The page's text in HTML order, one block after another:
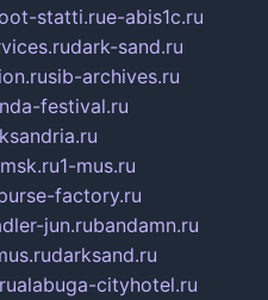
statti.rue-abis1c.ru
dark-sand.ru
sib-archives.ru
festival.ru
1-mus.ru
factory.ru
jun.rubandamn.ru
darksand.ru
alabuga-cityhotel.ru